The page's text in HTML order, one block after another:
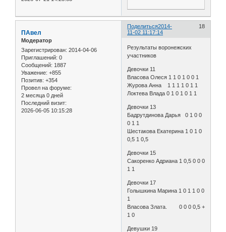
Поделиться 18
2014-
11-02 11:17:14
ПАвел
Модератор
Зарегистрирован: 2014-04-06
Приглашений: 0
Сообщений: 1887
Уважение: +855
Позитив: +354
Провел на форуме:
2 месяца 0 дней
Последний визит:
2026-06-05 10:15:28
Результаты воронежских
участников
Девочки 11
Власова Олеся 1 1 0 1 0 0 1
Журова Анна 1 1 1 1 0 1 1
Локтева Влада 0 1 0 1 0 1 1
Девочки 13
Бадрутдинова Дарья 0 1 0 0
0 1 1
Шестакова Екатерина 1 0 1 0
0,5 1 0,5
Девочки 15
Сакоренко Адриана 1 0,5 0 0 0
1 1
Девочки 17
Голышкина Марина 1 0 1 1 0 0
1
Власова Злата. 0 0 0 0,5 +
1 0
Девушки 19